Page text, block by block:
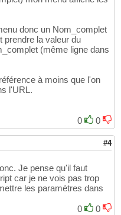
donc un Nom_complet
prendre la valeur du
(même ligne dans
à moins que l'on
l'URL.
0
0
#4
Je pense qu'il faut
car je ne vois pas trop
les paramètres dans
0
0